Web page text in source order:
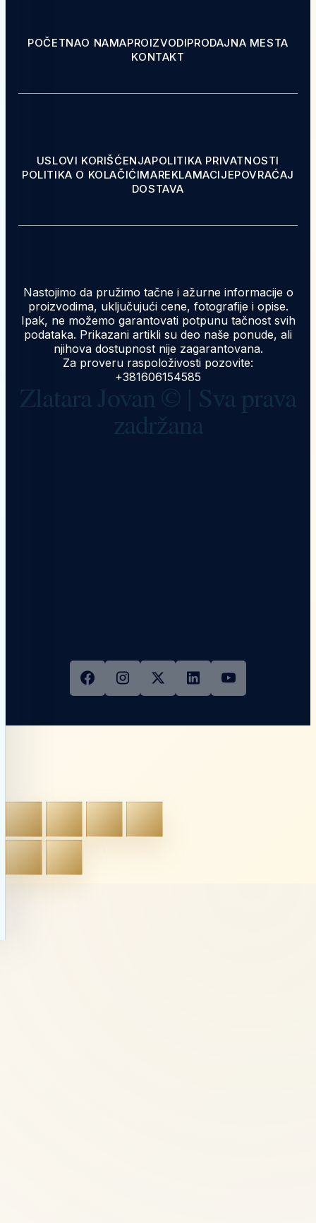
POČETNAO NAMAPROIZVODIPRODAJNA MESTA
KONTAKT
USLOVI KORIŠĆENJAPOLITIKA PRIVATNOSTI
POLITIKA O KOLAČIĆIMAREKLAMACIJEPOVRAĆAJ
DOSTAVA
Nastojimo da pružimo tačne i ažurne informacije o
proizvodima, uključujući cene, fotografije i opise.
Ipak, ne možemo garantovati potpunu tačnost svih
podataka. Prikazani artikli su deo naše ponude, ali
njihova dostupnost nije zagarantovana.
Za proveru raspoloživosti pozovite:
+381606154585
Zlatara Jovan © | Sva prava
zadržana